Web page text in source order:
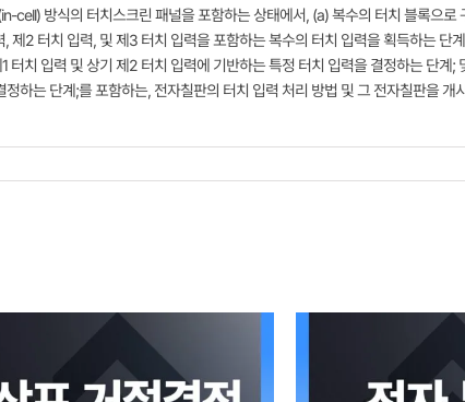
cell) 방식의 터치스크린 패널을 포함하는 상태에서, (a) 복수의 터치 블록으로
제2 터치 입력, 및 제3 터치 입력을 포함하는 복수의 터치 입력을 획득하는 단
터치 입력 및 상기 제2 터치 입력에 기반하는 특정 터치 입력을 결정하는 단계;
하는 단계;를 포함하는, 전자칠판의 터치 입력 처리 방법 및 그 전자칠판을 개